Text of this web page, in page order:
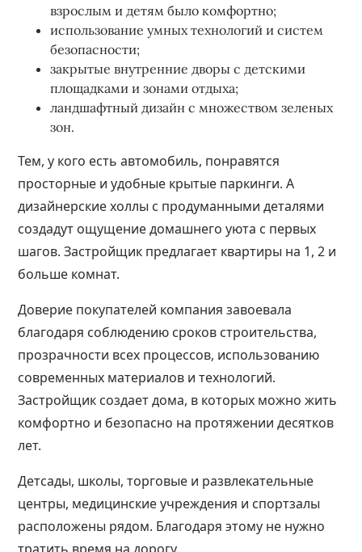
взрослым и детям было комфортно;
использование умных технологий и систем
безопасности;
закрытые внутренние дворы с детскими
площадками и зонами отдыха;
ландшафтный дизайн с множеством зеленых
зон.
Тем, у кого есть автомобиль, понравятся
просторные и удобные крытые паркинги. А
дизайнерские холлы с продуманными деталями
создадут ощущение домашнего уюта с первых
шагов. Застройщик предлагает квартиры на 1, 2 и
больше комнат.
Доверие покупателей компания завоевала
благодаря соблюдению сроков строительства,
прозрачности всех процессов, использованию
современных материалов и технологий.
Застройщик создает дома, в которых можно жить
комфортно и безопасно на протяжении десятков
лет.
Детсады, школы, торговые и развлекательные
центры, медицинские учреждения и спортзалы
расположены рядом. Благодаря этому не нужно